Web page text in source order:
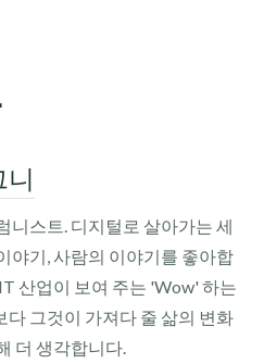
니
니스트. 디지털로 살아가는 세
야기, 사람의 이야기를 좋아합
산업이 보여 주는 'Wow' 하는
다 그것이 가져다 줄 삶의 변화
더 생각합니다.